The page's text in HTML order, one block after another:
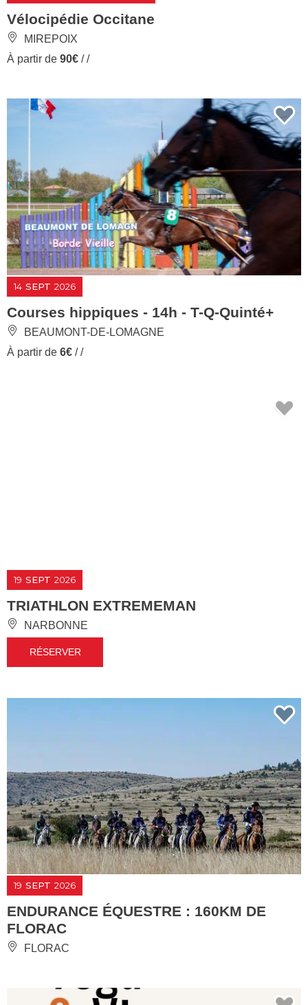
Vélocipédie Occitane
MIREPOIX
À partir de 90€ / /
14 SEPT 2026
Courses hippiques - 14h - T-Q-Quinté+
BEAUMONT-DE-LOMAGNE
À partir de 6€ / /
19 SEPT 2026
TRIATHLON EXTREMEMAN
NARBONNE
RÉSERVER
19 SEPT 2026
ENDURANCE ÉQUESTRE : 160KM DE
FLORAC
FLORAC